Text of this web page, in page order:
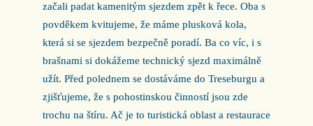
začali padat kamenitým sjezdem zpět k řece. Oba s
povděkem kvitujeme, že máme plusková kola,
která si se sjezdem bezpečně poradí. Ba co víc, i s
brašnami si dokážeme technický sjezd maximálně
užít. Před polednem se dostáváme do Treseburgu a
zjišťujeme, že s pohostinskou činností jsou zde
trochu na štíru. Ač je to turistická oblast a restaurace